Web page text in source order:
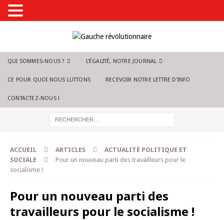
QUI SOMMES-NOUS ? L’ÉGALITÉ, NOTRE JOURNAL
CE POUR QUOI NOUS LUTTONS RECEVOIR NOTRE LETTRE D’INFO
CONTACTEZ-NOUS !
ACCUEIL ARTICLES
ACTUALITÉ POLITIQUE ET
SOCIALE
Pour un nouveau parti des travailleurs pour le
socialisme !
Pour un nouveau parti des
travailleurs pour le socialisme !